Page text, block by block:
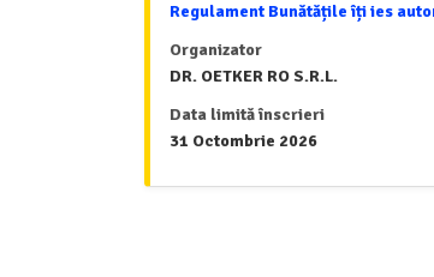
Regulament Bunătățile îți ies
Organizator
DR. OETKER RO S.R.L.
Data limită înscrieri
31 Octombrie 2026